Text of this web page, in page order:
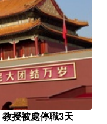
授被處停職3天